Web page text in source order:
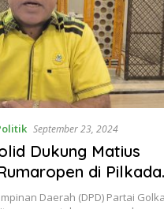
September 23, 2024
Dukung Matius
di Pilkada
Daerah (DPD) Partai